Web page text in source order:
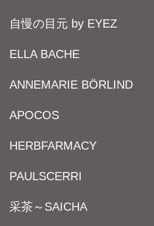
自慢の目元 by EYEZ
ELLA BACHE
ANNEMARIE BÖRLIND
APOCOS
HERBFARMACY
PAULSCERRI
采茶～SAICHA